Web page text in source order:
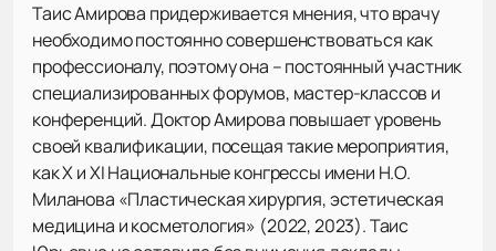
Таис Амирова придерживается мнения, что врачу
необходимо постоянно совершенствоваться как
профессионалу, поэтому она – постоянный участник
специализированных форумов, мастер-классов и
конференций. Доктор Амирова повышает уровень
своей квалификации, посещая такие мероприятия,
как X и XI Национальные конгрессы имени Н.О.
Миланова «Пластическая хирургия, эстетическая
медицина и косметология» (2022, 2023). Таис